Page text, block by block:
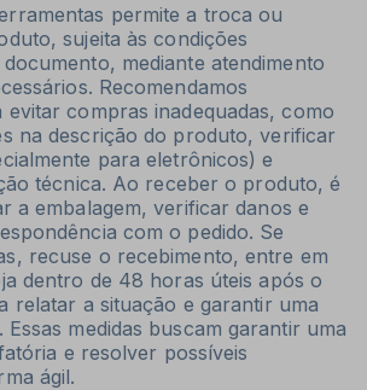
permite a troca ou
sujeita às condições
mediante atendimento
Recomendamos
compras inadequadas, como
na descrição do produto, verificar
para eletrônicos) e
técnica. Ao receber o produto, é
a embalagem, verificar danos e
com o pedido. Se
recuse o recebimento, entre em
dentro de 48 horas úteis após o
relatar a situação e garantir uma
medidas buscam garantir uma
e resolver possíveis
ágil.